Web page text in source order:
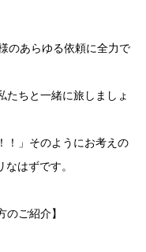
のあらゆる依頼に全力で
たちと一緒に旅しましょ
！」そのようにお考えの
はずです。
のご紹介】